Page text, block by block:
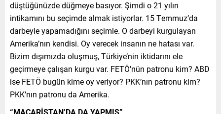
düştüğünüzde düğmeye basıyor. Şimdi o 21 yılın
intikamını bu seçimde almak istiyorlar. 15 Temmuz’da
darbeyle yapamadığını seçimle. O darbeyi kurgulayan
Amerika’nın kendisi. Oy verecek insanın ne hatası var.
Bizim dışımızda oluşmuş, Türkiye’nin iktidarını ele
geçirmeye çalışan kurgu var. FETÖ’nün patronu kim? ABD
ise FETÖ bugün kime oy veriyor? PKK’nın patronu kim?
PKK’nın patronu da Amerika.
“MACARİSTAN’DA DA YAPMIŞ”